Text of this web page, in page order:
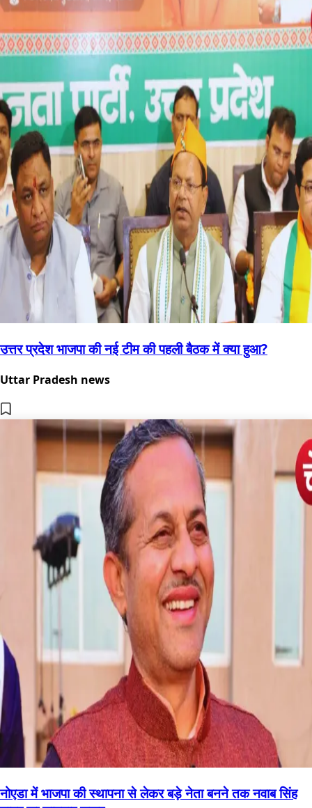
उत्तर प्रदेश भाजपा की नई टीम की पहली बैठक में क्या हुआ?
Uttar Pradesh news
नोएडा में भाजपा की स्थापना से लेकर बड़े नेता बनने तक नवाब सिंह